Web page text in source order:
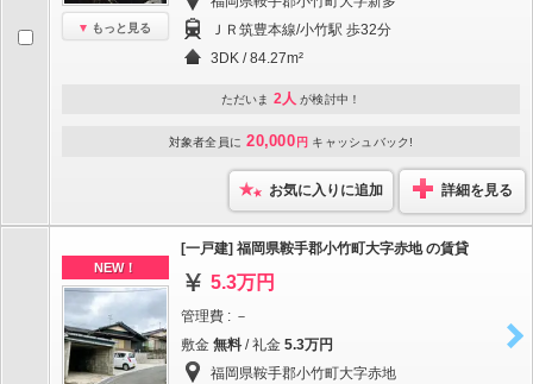
もっと見る
ＪＲ筑豊本線/小竹駅 歩32分
3DK / 84.27m²
ただいま 2人 が検討中！
対象者全員に 20,000 円 キャッシュバック!
お気に入りに追加 詳細を見る
NEW！
[一戸建] 福岡県鞍手郡小竹町大字赤地 の賃貸
5.3万円
管理費 : －
敷金 無料 / 礼金 5.3万円
福岡県鞍手郡小竹町大字赤地